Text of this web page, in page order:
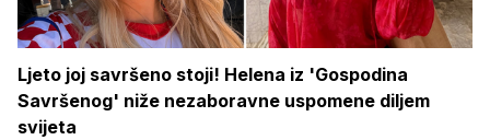
Ljeto joj savršeno stoji! Helena iz 'Gospodina
Savršenog' niže nezaboravne uspomene diljem
svijeta